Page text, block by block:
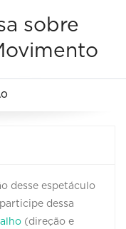
sobre
desse espetáculo
dessa
(direção e